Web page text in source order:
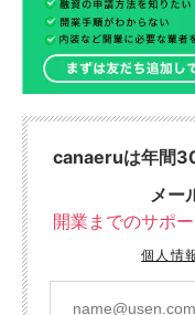
canaeruは年間
メー
開業までのサポー
個人情